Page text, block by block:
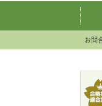
お問